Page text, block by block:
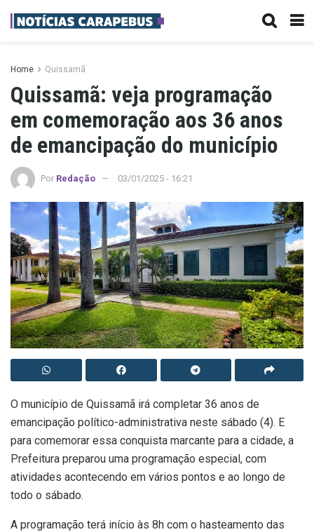
Home Quissamã
Quissamã: veja programação
em comemoração aos 36 anos
de emancipação do município
Por Redação 03/01/2025 - 16:21
O município de Quissamã irá completar 36 anos de
emancipação político-administrativa neste sábado (4). E
para comemorar essa conquista marcante para a cidade, a
Prefeitura preparou uma programação especial, com
atividades acontecendo em vários pontos e ao longo de
todo o sábado.
A programação terá início às 8h com o hasteamento das